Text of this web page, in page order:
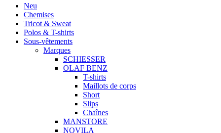
Neu
Chemises
Tricot & Sweat
Polos & T-shirts
Sous-vêtements
Marques
SCHIESSER
OLAF BENZ
T-shirts
Maillots de corps
Short
Slips
Chaînes
MANSTORE
NOVILA